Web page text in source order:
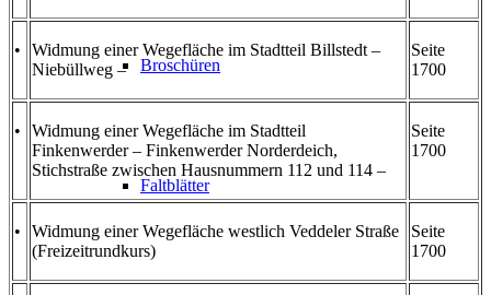
Broschüren
Faltblätter
•
Widmung einer Wegefläche im Stadtteil Billstedt –
Niebüllweg –
Seite
1700
•
Widmung einer Wegefläche im Stadtteil
Finkenwerder – Finkenwerder Norderdeich,
Stichstraße zwischen Hausnummern 112 und 114 –
Seite
1700
•
Widmung einer Wegefläche westlich Veddeler Straße
(Freizeitrundkurs)
Seite
1700